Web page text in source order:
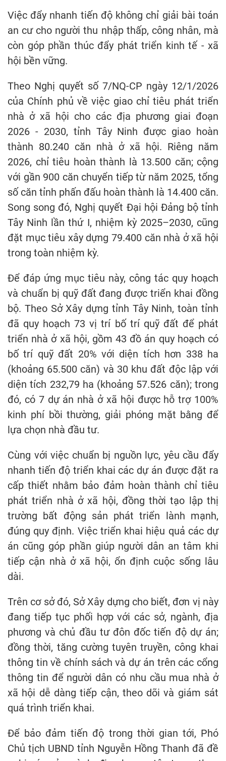
Việc đẩy nhanh tiến độ không chỉ giải bài toán
an cư cho người thu nhập thấp, công nhân, mà
còn góp phần thúc đẩy phát triển kinh tế - xã
hội bền vững.
Theo Nghị quyết số 7/NQ-CP ngày 12/1/2026
của Chính phủ về việc giao chỉ tiêu phát triển
nhà ở xã hội cho các địa phương giai đoạn
2026 - 2030, tỉnh Tây Ninh được giao hoàn
thành 80.240 căn nhà ở xã hội. Riêng năm
2026, chỉ tiêu hoàn thành là 13.500 căn; cộng
với gần 900 căn chuyển tiếp từ năm 2025, tổng
số căn tỉnh phấn đấu hoàn thành là 14.400 căn.
Song song đó, Nghị quyết Đại hội Đảng bộ tỉnh
Tây Ninh lần thứ I, nhiệm kỳ 2025–2030, cũng
đặt mục tiêu xây dựng 79.400 căn nhà ở xã hội
trong toàn nhiệm kỳ.
Để đáp ứng mục tiêu này, công tác quy hoạch
và chuẩn bị quỹ đất đang được triển khai đồng
bộ. Theo Sở Xây dựng tỉnh Tây Ninh, toàn tỉnh
đã quy hoạch 73 vị trí bố trí quỹ đất để phát
triển nhà ở xã hội, gồm 43 đồ án quy hoạch có
bố trí quỹ đất 20% với diện tích hơn 338 ha
(khoảng 65.500 căn) và 30 khu đất độc lập với
diện tích 232,79 ha (khoảng 57.526 căn); trong
đó, có 7 dự án nhà ở xã hội được hỗ trợ 100%
kinh phí bồi thường, giải phóng mặt bằng để
lựa chọn nhà đầu tư.
Cùng với việc chuẩn bị nguồn lực, yêu cầu đẩy
nhanh tiến độ triển khai các dự án được đặt ra
cấp thiết nhằm bảo đảm hoàn thành chỉ tiêu
phát triển nhà ở xã hội, đồng thời tạo lập thị
trường bất động sản phát triển lành mạnh,
đúng quy định. Việc triển khai hiệu quả các dự
án cũng góp phần giúp người dân an tâm khi
tiếp cận nhà ở xã hội, ổn định cuộc sống lâu
dài.
Trên cơ sở đó, Sở Xây dựng cho biết, đơn vị này
đang tiếp tục phối hợp với các sở, ngành, địa
phương và chủ đầu tư đôn đốc tiến độ dự án;
đồng thời, tăng cường tuyên truyền, công khai
thông tin về chính sách và dự án trên các cổng
thông tin để người dân có nhu cầu mua nhà ở
xã hội dễ dàng tiếp cận, theo dõi và giám sát
quá trình triển khai.
Để bảo đảm tiến độ trong thời gian tới, Phó
Chủ tịch UBND tỉnh Nguyễn Hồng Thanh đã đề